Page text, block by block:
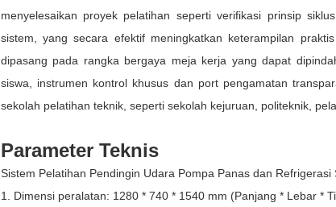
menyelesaikan proyek pelatihan seperti verifikasi prinsip
sistem, yang secara efektif meningkatkan keterampilan
dipasang pada rangka bergaya meja kerja yang dapat
siswa, instrumen kontrol khusus dan port pengamatan
sekolah pelatihan teknik, seperti sekolah kejuruan, politeknik,
Parameter Teknis
Sistem Pelatihan Pendingin Udara Pompa Panas dan Refrigerasi
1. Dimensi peralatan: 1280 * 740 * 1540 mm (Panjang * Lebar *